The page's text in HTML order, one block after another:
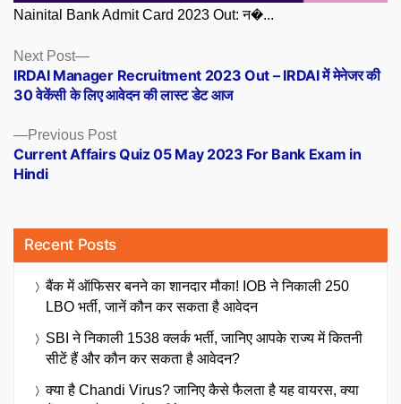
Nainital Bank Admit Card 2023 Out: न�...
Posts
navigation
Previous PostPrevious
post:
Current Affairs Quiz 05 May 2023 For Bank Exam in
Hindi
Next Post
Next
post:
IRDAI Manager Recruitment 2023 Out – IRDAI में मेनेजर की
30 वेकेंसी के लिए आवेदन की लास्ट डेट आज
Recent Posts
बैंक में ऑफिसर बनने का शानदार मौका! IOB ने निकाली 250
LBO भर्ती, जानें कौन कर सकता है आवेदन
SBI ने निकाली 1538 क्लर्क भर्ती, जानिए आपके राज्य में कितनी
सीटें हैं और कौन कर सकता है आवेदन?
क्या है Chandi Virus? जानिए कैसे फैलता है यह वायरस, क्या